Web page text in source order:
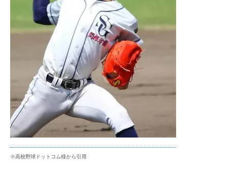
※高校野球ドットコム様から引用